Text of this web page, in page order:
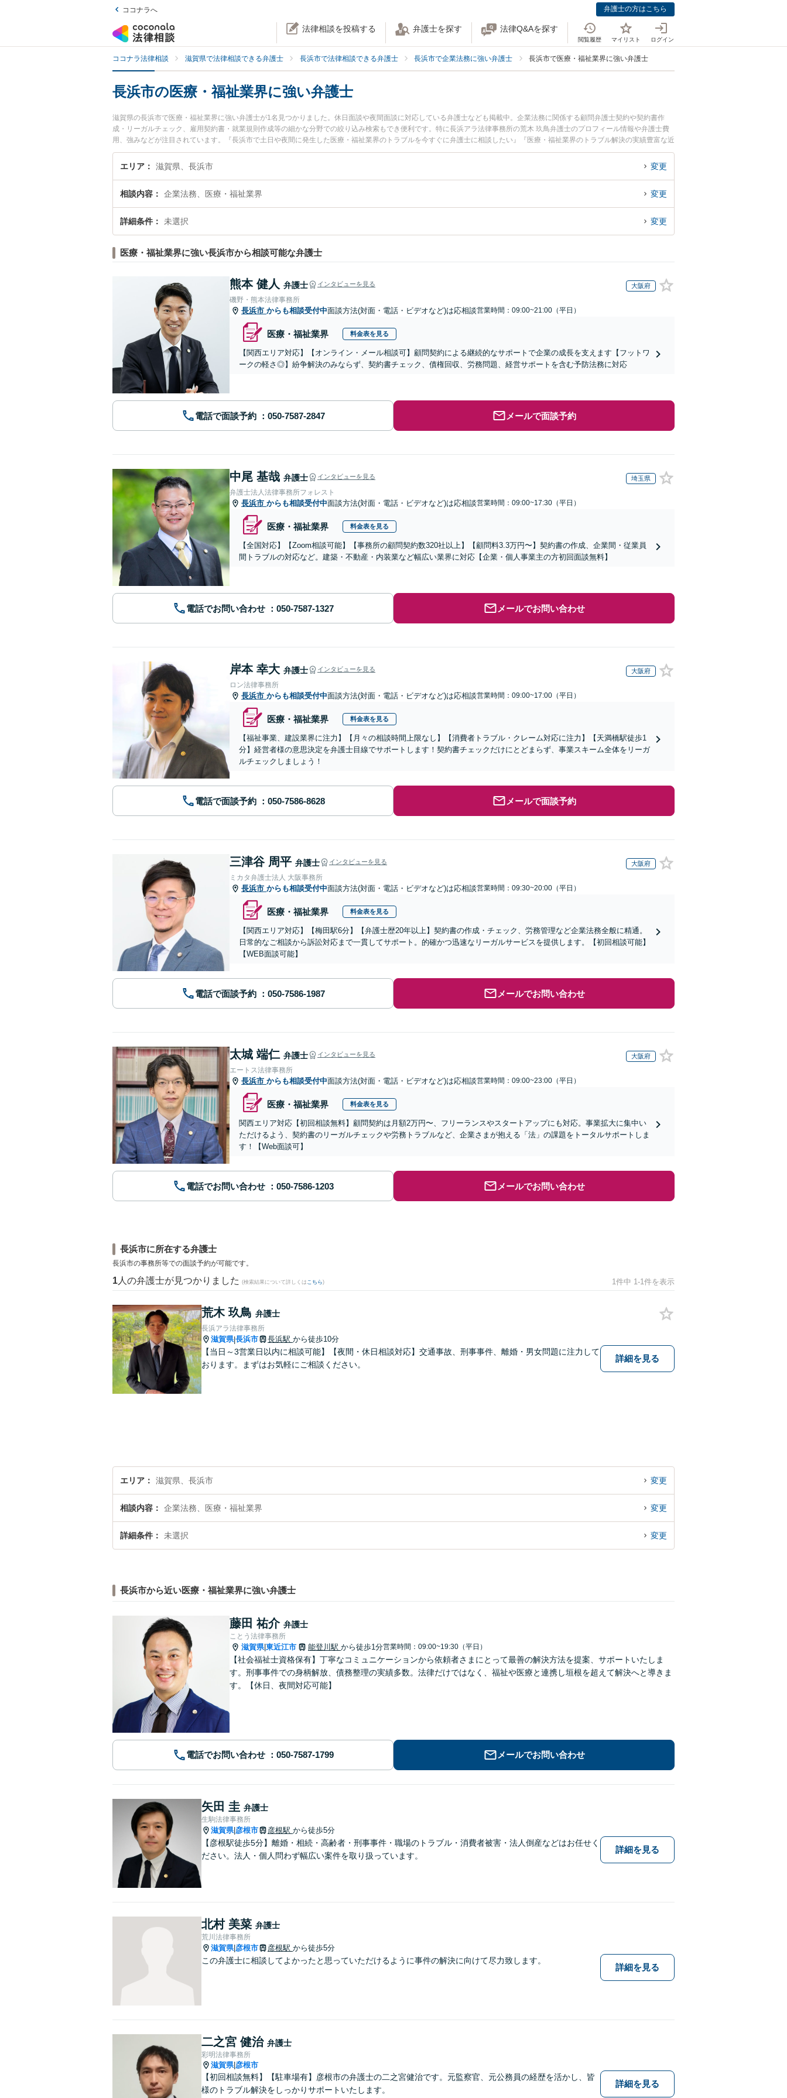
ココナラへ 弁護士の方はこちら
法律相談を投稿する 弁護士を探す 法律Q&Aを探す
閲覧履歴 マイリスト ログイン
ココナラ法律相談 滋賀県で法律相談できる弁護士 長浜市で法律相談できる弁護士 長浜市で企業法務に強い弁護士 長浜市で医療・福祉業界に強い弁護士
長浜市の医療・福祉業界に強い弁護士
滋賀県の長浜市で医療・福祉業界に強い弁護士が1名見つかりました。休日面談や夜間面談に対応している弁護士なども掲載中。企業法務に関係する顧問弁護士契約や契約書作
成・リーガルチェック、雇用契約書・就業規則作成等の細かな分野での絞り込み検索もでき便利です。特に長浜アラ法律事務所の荒木 玖鳥弁護士のプロフィール情報や弁護士費
用、強みなどが注目されています。『長浜市で土日や夜間に発生した医療・福祉業界のトラブルを今すぐに弁護士に相談したい』『医療・福祉業界のトラブル解決の実績豊富な近
くの弁護士を検索したい』『初回相談無料で医療・福祉業界を法律相談できる長浜市内の弁護士に相談予約したい』などでお困りの相談者さんにおすすめです。
エリア 滋賀県、長浜市 変更
相談内容 企業法務、医療・福祉業界 変更
詳細条件 未選択 変更
医療・福祉業界に強い長浜市から相談可能な弁護士
熊本 健人 弁護士 インタビューを見る 大阪府
磯野・熊本法律事務所
長浜市 からも相談受付中面談方法(対面・電話・ビデオなど)は応相談営業時間：09:00~21:00（平日）
医療・福祉業界 料金表を見る
【関西エリア対応】【オンライン・メール相談可】顧問契約による継続的なサポートで企業の成長を支えます【フットワ
ークの軽さ◎】紛争解決のみならず、契約書チェック、債権回収、労務問題、経営サポートを含む予防法務に対応
電話で面談予約 メールで面談予約
中尾 基哉 弁護士 インタビューを見る 埼玉県
弁護士法人法律事務所フォレスト
長浜市 からも相談受付中面談方法(対面・電話・ビデオなど)は応相談営業時間：09:00~17:30（平日）
医療・福祉業界 料金表を見る
【全国対応】【Zoom相談可能】【事務所の顧問契約数320社以上】【顧問料3.3万円〜】契約書の作成、企業間・従業員
間トラブルの対応など。建築・不動産・内装業など幅広い業界に対応【企業・個人事業主の方初回面談無料】
電話でお問い合わせ メールでお問い合わせ
岸本 幸大 弁護士 インタビューを見る 大阪府
ロン法律事務所
長浜市 からも相談受付中面談方法(対面・電話・ビデオなど)は応相談営業時間：09:00~17:00（平日）
医療・福祉業界 料金表を見る
【福祉事業、建設業界に注力】【月々の相談時間上限なし】【消費者トラブル・クレーム対応に注力】【天満橋駅徒歩1
分】経営者様の意思決定を弁護士目線でサポートします！契約書チェックだけにとどまらず、事業スキーム全体をリーガ
ルチェックしましょう！
電話で面談予約 メールで面談予約
三津谷 周平 弁護士 インタビューを見る 大阪府
ミカタ弁護士法人 大阪事務所
長浜市 からも相談受付中面談方法(対面・電話・ビデオなど)は応相談営業時間：09:30~20:00（平日）
医療・福祉業界 料金表を見る
【関西エリア対応】【梅田駅6分】【弁護士歴20年以上】契約書の作成・チェック、労務管理など企業法務全般に精通。
日常的なご相談から訴訟対応まで一貫してサポート。的確かつ迅速なリーガルサービスを提供します。【初回相談可能】
【WEB面談可能】
電話で面談予約 メールでお問い合わせ
太城 端仁 弁護士 インタビューを見る 大阪府
エートス法律事務所
長浜市 からも相談受付中面談方法(対面・電話・ビデオなど)は応相談営業時間：09:00~23:00（平日）
医療・福祉業界 料金表を見る
関西エリア対応【初回相談無料】顧問契約は月額2万円〜、フリーランスやスタートアップにも対応。事業拡大に集中い
ただけるよう、契約書のリーガルチェックや労務トラブルなど、企業さまが抱える「法」の課題をトータルサポートしま
す！【Web面談可】
電話でお問い合わせ メールでお問い合わせ
長浜市に所在する弁護士
長浜市の事務所等での面談予約が可能です。
1 人の弁護士が見つかりました (検索結果について詳しくは こちら) 1件中 1-1件を表示
荒木 玖鳥 弁護士
長浜アラ法律事務所
滋賀県|長浜市 長浜駅 から徒歩10分
【当日～3営業日以内に相談可能】【夜間・休日相談対応】交通事故、刑事事件、離婚・男女問題に注力して
おります。まずはお気軽にご相談ください。
詳細を見る
エリア 滋賀県、長浜市 変更
相談内容 企業法務、医療・福祉業界 変更
詳細条件 未選択 変更
長浜市から近い医療・福祉業界に強い弁護士
藤田 祐介 弁護士
ことう法律事務所
滋賀県|東近江市 能登川駅 から徒歩1分営業時間：09:00~19:30（平日）
【社会福祉士資格保有】丁寧なコミュニケーションから依頼者さまにとって最善の解決方法を提案、サポートいたしま
す。刑事事件での身柄解放、債務整理の実績多数。法律だけではなく、福祉や医療と連携し垣根を超えて解決へと導きま
す。【休日、夜間対応可能】
電話でお問い合わせ メールでお問い合わせ
矢田 圭 弁護士
生駒法律事務所
滋賀県| 彦根市 彦根駅 から徒歩5分
【彦根駅徒歩5分】離婚・相続・高齢者・刑事事件・職場のトラブル・消費者被害・法人倒産などはお任せく
ださい。法人・個人問わず幅広い案件を取り扱っています。
詳細を見る
北村 美菜 弁護士
荒川法律事務所
滋賀県| 彦根市 彦根駅 から徒歩5分
この弁護士に相談してよかったと思っていただけるように事件の解決に向けて尽力致します。
詳細を見る
二之宮 健治 弁護士
彩明法律事務所
滋賀県| 彦根市
【初回相談無料】【駐車場有】彦根市の弁護士の二之宮健治です。元監察官、元公務員の経歴を活かし、皆
様のトラブル解決をしっかりサポートいたします。
詳細を見る